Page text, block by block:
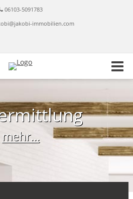
06103-5091783
immobilien.com
mehr...